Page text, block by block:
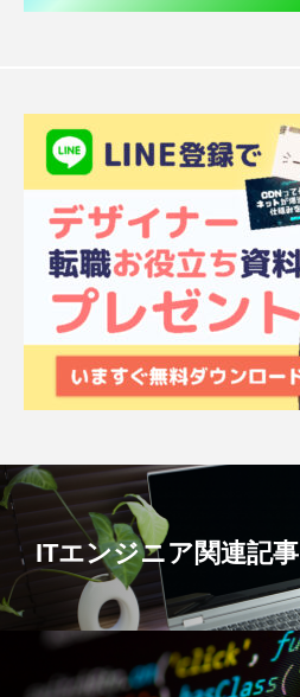
ITエンジニア関連記事